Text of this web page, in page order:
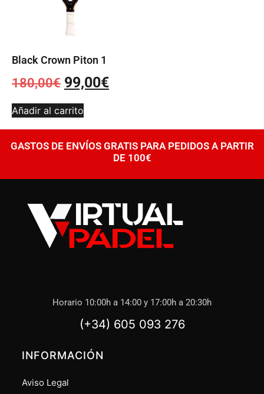
Black Crown Piton 1
180,00€ 99,00€
Añadir al carrito
GASTOS DE ENVÍOS GRATIS PARA PEDIDOS A PARTIR
DE 100€
Horario 10:00h a 14:00 y 17:00h a 20:30h
(+34) 605 093 276
INFORMACIÓN
Aviso Legal